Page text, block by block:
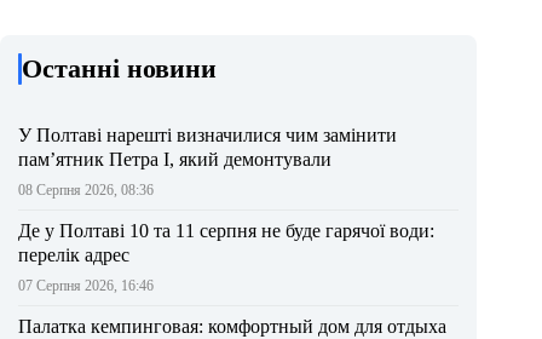
Останні новини
У Полтаві нарешті визначилися чим замінити
пам’ятник Петра І, який демонтували
08 Серпня 2026, 08:36
Де у Полтаві 10 та 11 серпня не буде гарячої води:
перелік адрес
07 Серпня 2026, 16:46
Палатка кемпинговая: комфортный дом для отдыха